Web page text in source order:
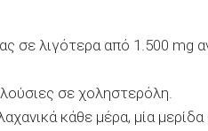
σε λιγότερα από 1.500 mg
σε χοληστερόλη.
κάθε μέρα, μία